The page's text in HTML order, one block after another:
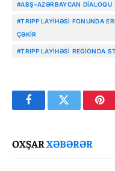
#ABŞ–AZƏRBAYCAN DIALOQU
#TRIPP LAYIHƏSI FONUNDA
ÇƏKIR
#TRIPP LAYIHƏSI REGIONDA
FacebookTwitter
OXŞARXƏBƏRƏR